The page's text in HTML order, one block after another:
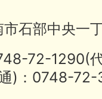
石部中央一
72-
)：0748-